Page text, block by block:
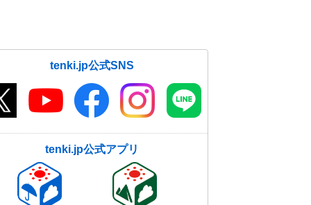
tenki.jp公式SNS
tenki.jp公式アプリ